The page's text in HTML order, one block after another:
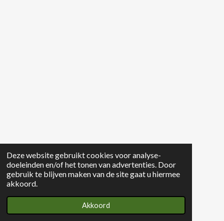
Deze website gebruikt cookies voor analyse-
doeleinden en/of het tonen van advertenties. Door
gebruik te blijven maken van de site gaat u hiermee
akkoord.
Akkoord